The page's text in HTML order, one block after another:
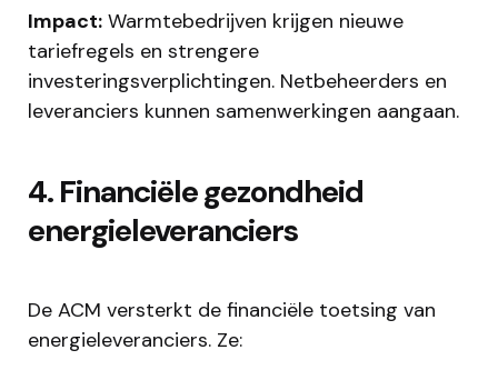
Impact: Warmtebedrijven krijgen nieuwe
tariefregels en strengere
investeringsverplichtingen. Netbeheerders en
leveranciers kunnen samenwerkingen aangaan.
4. Financiële gezondheid
energieleveranciers
De ACM versterkt de financiële toetsing van
energieleveranciers. Ze:​